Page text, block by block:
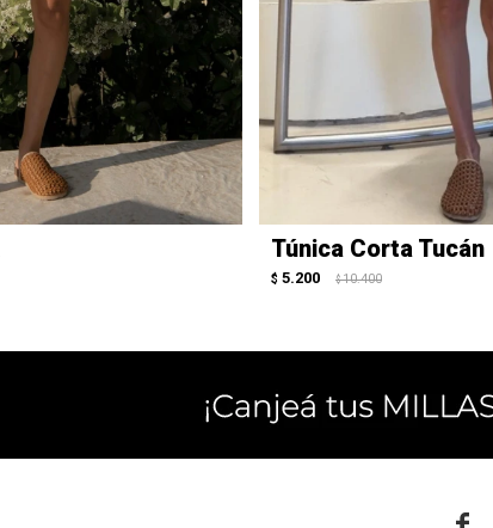
Túnica Corta Tucán
$ 5.200 $ 10.400